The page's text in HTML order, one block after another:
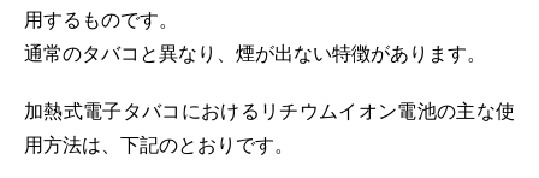
用するものです。
通常のタバコと異なり、煙が出ない特徴があります。
加熱式電子タバコにおけるリチウムイオン電池の主な使
用方法は、下記のとおりです。